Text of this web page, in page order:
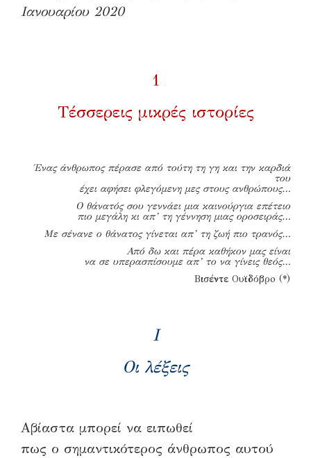
Ιανουαρίου 2020
1
Τέσσερεις μικρές ιστορίες
Ένας άνθρωπος πέρασε από τούτη τη γη και την καρδιά
του
έχει αφήσει φλεγόμενη μες στους ανθρώπους…
Ο θάνατός σου γεννάει μια καινούργια επέτειο
πιο μεγάλη κι απ’ τη γέννηση μιας οροσειράς…
Με σένανε ο θάνατος γίνεται απ’ τη ζωή πιο τρανός…
Από δω και πέρα καθήκον μας είναι
να σε υπερασπίσουμε απ’ το να γίνεις θεός…
Βισέντε Ουϊδόβρo (*)
I
Οι λέξεις
Αβίαστα μπορεί να ειπωθεί
πως ο σημαντικότερος άνθρωπος αυτού